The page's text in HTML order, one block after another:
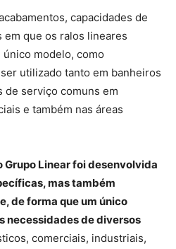
capacidades de
em que os ralos lineares
modelo, como
utilizado tanto em banheiros
de serviço comuns em
e também nas áreas
Grupo Linear foi desenvolvida
mas também
de forma que um único
necessidades de diversos
comerciais, industriais,